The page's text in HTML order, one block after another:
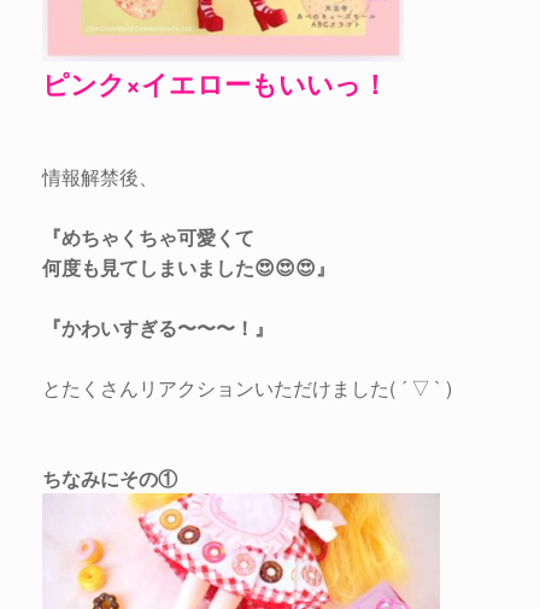
ピンク×イエローもいいっ！
情報解禁後、
『めちゃくちゃ可愛くて
何度も見てしまいました😍😍😍』
『かわいすぎる〜〜〜！』
とたくさんリアクションいただけました( ´ ▽ ` )
ちなみにその①